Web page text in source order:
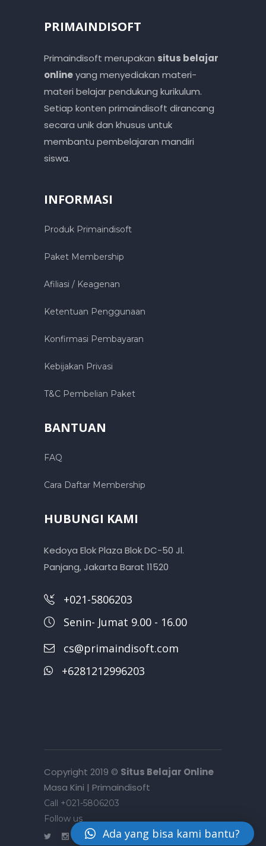
PRIMAINDISOFT
Primaindisoft merupakan situs belajar
onlineyang menyediakan materi-
materi belajar pendukung kurikulum.
Setiap konten primaindisoft dirancang
secara unik dan khusus untuk
membantu pembelajaran mandiri
siswa.
INFORMASI
Produk Primaindisoft
Paket Membership
Afiliasi / Keagenan
Ketentuan Penggunaan
Konfirmasi Pembayaran
Kebijakan Privasi
T&C Pembelian Paket
BANTUAN
FAQ
Cara Daftar Membership
HUBUNGI KAMI
Kedoya Elok Plaza Blok DC-50 Jl.
Panjang, Jakarta Barat 11520
+021-5806203
Senin- Jumat 9.00 - 16.00
cs@primaindisoft.com
+6281212996203
Copyright 2019 © Situs Belajar Online
Masa Kini | Primaindisoft
Call +021-5806203
Follow us
Ada yang bisa kami bantu?